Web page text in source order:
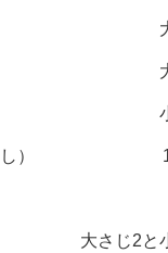
）
大さじ2と